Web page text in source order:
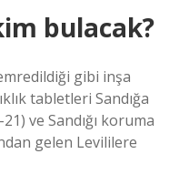
bulacak?
gibi inşa
tabletleri Sandığa
ve Sandığı koruma
gelen Levililere